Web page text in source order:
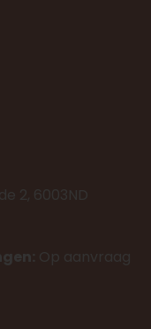
2, 6003ND
Op aanvraag